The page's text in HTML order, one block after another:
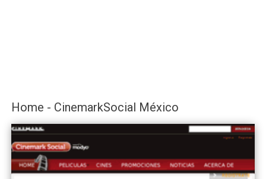
Home - CinemarkSocial México